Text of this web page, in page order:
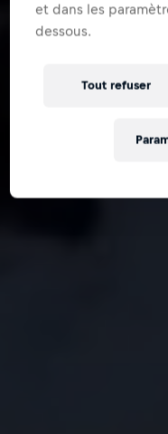
et dans les
dessous.
Tout refuser